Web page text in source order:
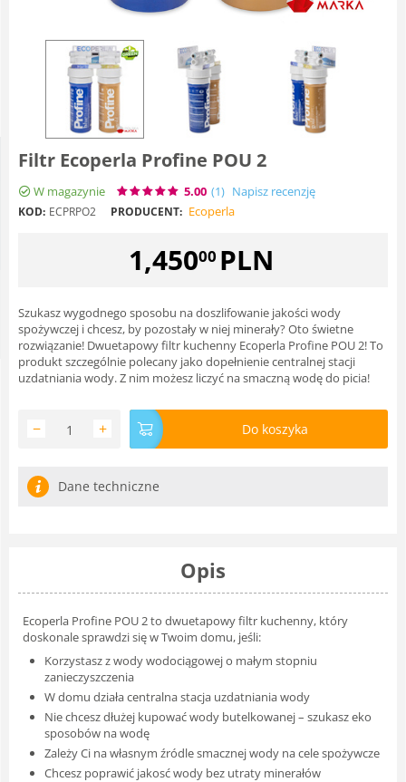
Filtr Ecoperla Profine POU 2
W magazynie 5.00 (1) Napisz recenzję
KOD: ECPRPO2 PRODUCENT: Ecoperla
1,45000 PLN
Szukasz wygodnego sposobu na doszlifowanie jakości wody
spożywczej i chcesz, by pozostały w niej minerały? Oto świetne
rozwiązanie! Dwuetapowy filtr kuchenny Ecoperla Profine POU 2! To
produkt szczególnie polecany jako dopełnienie centralnej stacji
uzdatniania wody. Z nim możesz liczyć na smaczną wodę do picia!
+
− Do koszyka
Dane techniczne
Opis
Ecoperla Profine POU 2 to dwuetapowy filtr kuchenny, który
doskonale sprawdzi się w Twoim domu, jeśli:
Korzystasz z wody wodociągowej o małym stopniu
zanieczyszczenia
W domu działa centralna stacja uzdatniania wody
Nie chcesz dłużej kupować wody butelkowanej – szukasz eko
sposobów na wodę
Zależy Ci na własnym źródle smacznej wody na cele spożywcze
Chcesz poprawić jakosć wody bez utraty minerałów